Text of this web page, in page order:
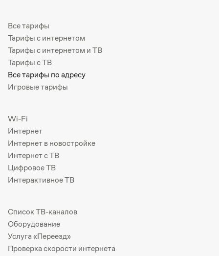
Все тарифы
Тарифы с интернетом
Тарифы с интернетом и ТВ
Тарифы с ТВ
Все тарифы по адресу
Игровые тарифы
Wi-Fi
Интернет
Интернет в новостройке
Интернет с ТВ
Цифровое ТВ
Интерактивное ТВ
Список ТВ-каналов
Оборудование
Услуга «Переезд»
Проверка скорости интернета